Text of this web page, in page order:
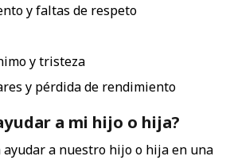
y faltas de respeto
y tristeza
y pérdida de rendimiento
a mi hijo o hija?
a nuestro hijo o hija en una